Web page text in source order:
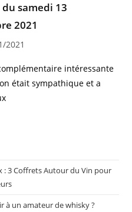
samedi 13
2021
2021
intéressante
était sympathique et a
: 3 Coffrets Autour du Vin pour
à un amateur de whisky ?